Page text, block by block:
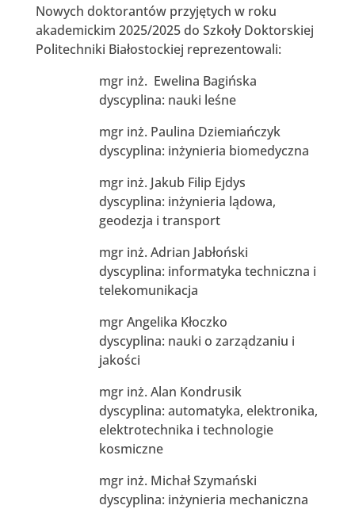
Nowych doktorantów przyjętych w roku
akademickim 2025/2025 do Szkoły Doktorskiej
Politechniki Białostockiej reprezentowali:
mgr inż. Ewelina Bagińska
dyscyplina: nauki leśne
mgr inż. Paulina Dziemiańczyk
dyscyplina: inżynieria biomedyczna
mgr inż. Jakub Filip Ejdys
dyscyplina: inżynieria lądowa,
geodezja i transport
mgr inż. Adrian Jabłoński
dyscyplina: informatyka techniczna i
telekomunikacja
mgr Angelika Kłoczko
dyscyplina: nauki o zarządzaniu i
jakości
mgr inż. Alan Kondrusik
dyscyplina: automatyka, elektronika,
elektrotechnika i technologie
kosmiczne
mgr inż. Michał Szymański
dyscyplina: inżynieria mechaniczna